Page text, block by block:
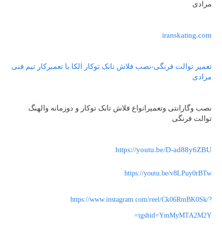
مرادی
iranskating.com
تعمیر توالت فرنگی-نصب فلاش تانک توکار الکا با تعمیرکار تیم فنی
مرادی
نصب وگارانتی وتعمیرانواع فلاش تانک توکار و دوزمانه والهنگ
توالت فرنگی
https://youtu.be/D-ad88y6ZBU
https://youtu.be/v8LPuy0rBTw
https://www.instagram.com/reel/Ck06RmBK0Sk/?
igshid=YmMyMTA2M2Y=